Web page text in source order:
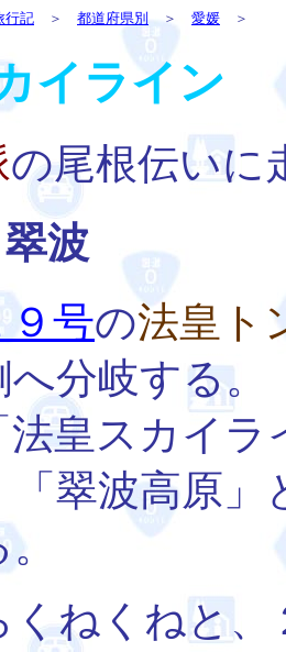
行記 ＞ 都道府県別＞ 愛媛 ＞
イライン
の尾根伝いに
波
９号の法皇ト
分岐する。
皇スカイラ
翠波高原」
ねくねと、